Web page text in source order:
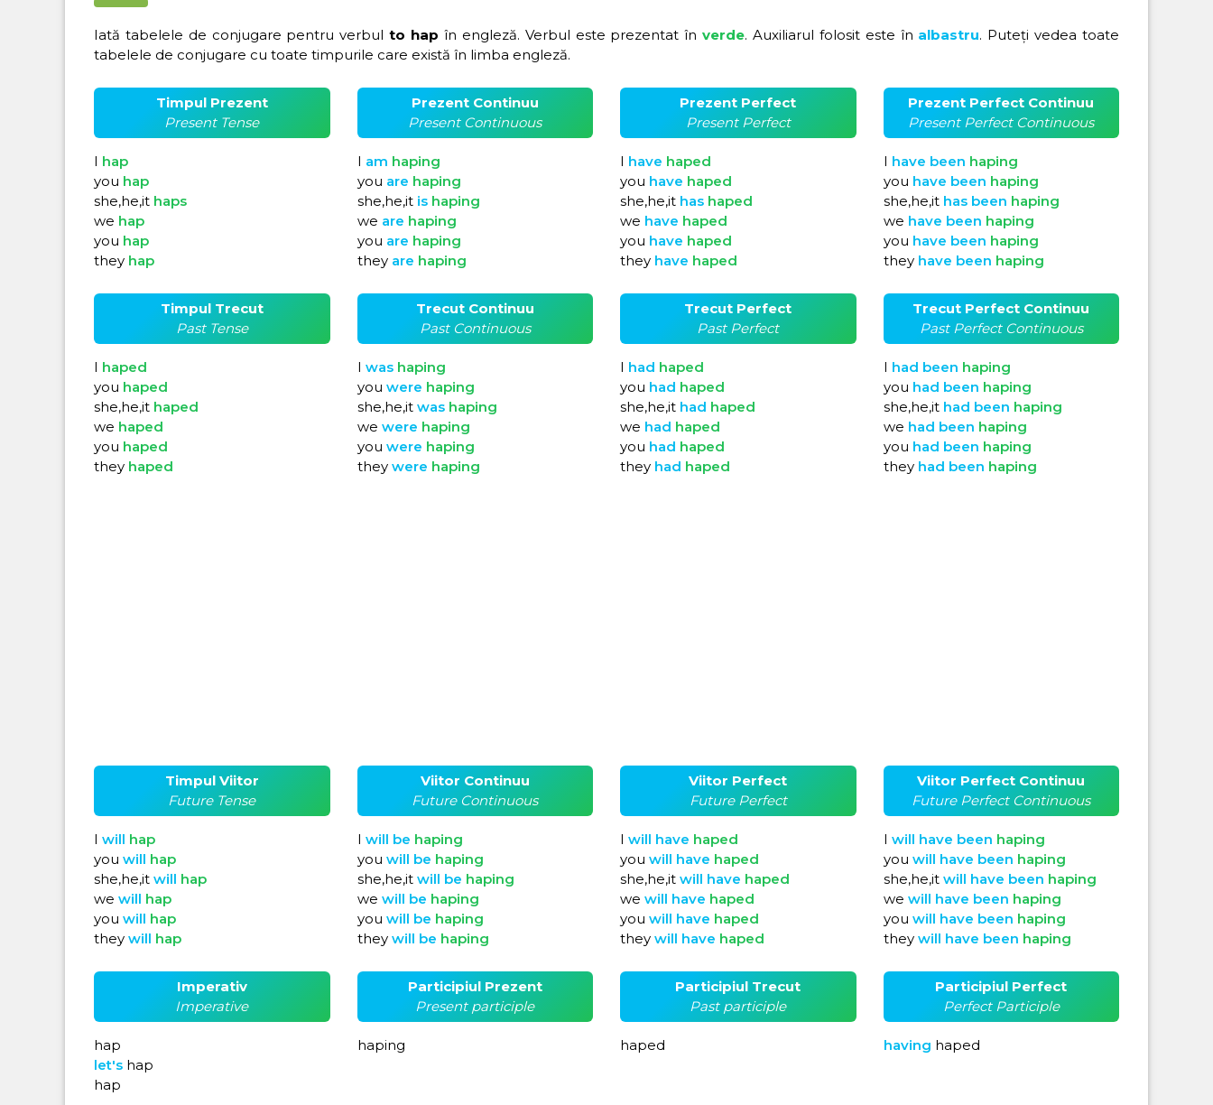
Iată tabelele de conjugare pentru verbulto hap în engleză. Verbul este prezentat înverde. Auxiliarul folosit este în albastru. Puteți vedea toate
tabelele de conjugare cu toate timpurile care există în limba engleză.
Timpul Prezent
Present Tense
I hap
you hap
she,he,it haps
we hap
you hap
they hap
Prezent Continuu
Present Continuous
I am haping
you are haping
she,he,it is haping
we are haping
you are haping
they are haping
Prezent Perfect
Present Perfect
I have haped
you have haped
she,he,it has haped
we have haped
you have haped
they have haped
Prezent Perfect Continuu
Present Perfect Continuous
I have been haping
you have been haping
she,he,it has been haping
we have been haping
you have been haping
they have been haping
Timpul Trecut
Past Tense
I haped
you haped
she,he,it haped
we haped
you haped
they haped
Trecut Continuu
Past Continuous
I was haping
you were haping
she,he,it was haping
we were haping
you were haping
they were haping
Trecut Perfect
Past Perfect
I had haped
you had haped
she,he,it had haped
we had haped
you had haped
they had haped
Trecut Perfect Continuu
Past Perfect Continuous
I had been haping
you had been haping
she,he,it had been haping
we had been haping
you had been haping
they had been haping
Timpul Viitor
Future Tense
I will hap
you will hap
she,he,it will hap
we will hap
you will hap
they will hap
Viitor Continuu
Future Continuous
I will be haping
you will be haping
she,he,it will be haping
we will be haping
you will be haping
they will be haping
Viitor Perfect
Future Perfect
I will have haped
you will have haped
she,he,it will have haped
we will have haped
you will have haped
they will have haped
Viitor Perfect Continuu
Future Perfect Continuous
I will have been haping
you will have been haping
she,he,it will have been haping
we will have been haping
you will have been haping
they will have been haping
Imperativ
Imperative
hap
let's hap
hap
Participiul Prezent
Present participle
haping
Participiul Trecut
Past participle
haped
Participiul Perfect
Perfect Participle
having haped